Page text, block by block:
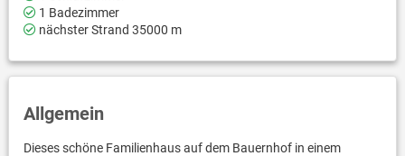
1 Badezimmer
nächster Strand 35000 m
Allgemein
Dieses schöne Familienhaus auf dem Bauernhof in einem